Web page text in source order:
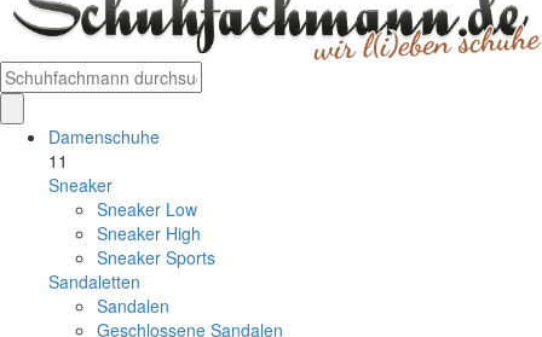
Damenschuhe
11
Sneaker
Sneaker Low
Sneaker High
Sneaker Sports
Sandaletten
Sandalen
Geschlossene Sandalen